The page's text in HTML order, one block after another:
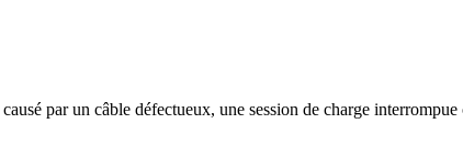
par un câble défectueux, une session de charge